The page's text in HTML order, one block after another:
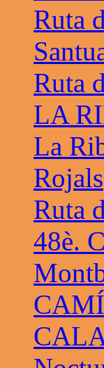
Ruta
Ruta
LA
La
Rojals
Ruta
48è.